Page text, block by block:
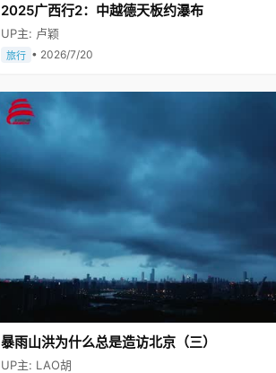
2025广西行2：中越德天板约瀑布
UP主: 卢颖
旅行 • 2026/7/20
暴雨山洪为什么总是造访北京（三）
UP主: LAO胡